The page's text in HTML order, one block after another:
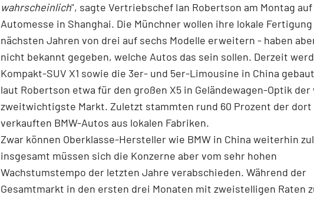
wahrscheinlich", sagte Vertriebschef Ian Robertson am Montag
Automesse in Shanghai. Die Münchner wollen ihre lokale
nächsten Jahren von drei auf sechs Modelle erweitern - haben
nicht bekannt gegeben, welche Autos das sein sollen. Derzeit
Kompakt-SUV X1 sowie die 3er- und 5er-Limousine in China
laut Robertson etwa für den großen X5 in Geländewagen-Optik
zweitwichtigste Markt. Zuletzt stammten rund 60 Prozent der dort
verkauften BMW-Autos aus lokalen Fabriken.
Zwar können Oberklasse-Hersteller wie BMW in China weiterhin
insgesamt müssen sich die Konzerne aber vom sehr hohen
Wachstumstempo der letzten Jahre verabschieden. Während der
Gesamtmarkt in den ersten drei Monaten mit zweistelligen Raten